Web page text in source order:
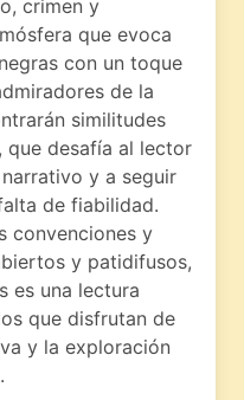
crimen y
que evoca
con un toque
de la
similitudes
que desafía al lector
y a seguir
de fiabilidad.
convenciones y
y patidifusos,
es una lectura
que disfrutan de
y la exploración